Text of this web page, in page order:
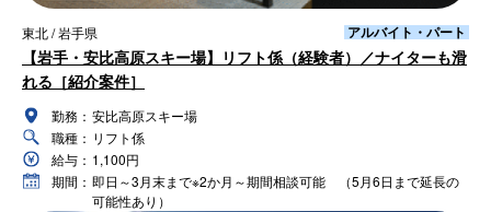
東北 / 岩手県 アルバイト・パート
【岩手・安比高原スキー場】リフト係（経験者）／ナイターも滑
れる［紹介案件］
勤務： 安比高原スキー場
職種： リフト係
給与： 1,100円
期間： 即日～3月末まで※2か月～期間相談可能 （5月6日まで延長の
可能性あり）